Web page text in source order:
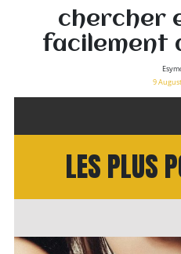
chercher
facilement
9
LES PLUS